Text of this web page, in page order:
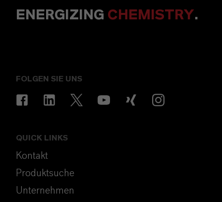
ENERGIZING CHEMISTRY.
FOLGEN SIE UNS
QUICK LINKS
Kontakt
Produktsuche
Unternehmen